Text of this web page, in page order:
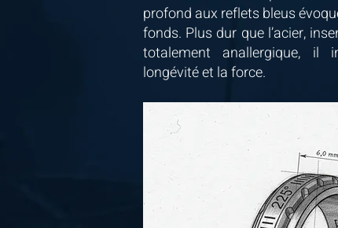
profond aux reflets bleus
fonds. Plus dur que l’acier,
totalement anallergique, il
longévité et la force.